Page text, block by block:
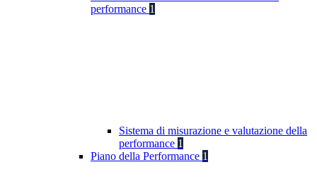
performance 1
Sistema di misurazione e valutazione della
performance 1
Piano della Performance 1